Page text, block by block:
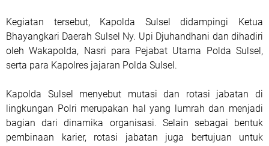
Kegiatan tersebut, Kapolda Sulsel didampingi Ketua
Bhayangkari Daerah Sulsel Ny. Upi Djuhandhani dan dihadiri
oleh Wakapolda, Nasri para Pejabat Utama Polda Sulsel,
serta para Kapolres jajaran Polda Sulsel.
Kapolda Sulsel menyebut mutasi dan rotasi jabatan di
lingkungan Polri merupakan hal yang lumrah dan menjadi
bagian dari dinamika organisasi. Selain sebagai bentuk
pembinaan karier, rotasi jabatan juga bertujuan untuk